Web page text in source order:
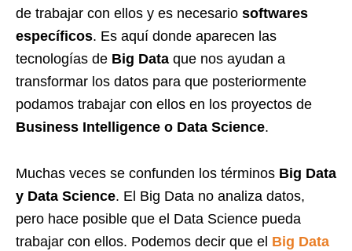
de trabajar con ellos y es necesario softwares
específicos. Es aquí donde aparecen las
tecnologías de Big Data que nos ayudan a
transformar los datos para que posteriormente
podamos trabajar con ellos en los proyectos de
Business Intelligence o Data Science.
Muchas veces se confunden los términos Big Data
y Data Science. El Big Data no analiza datos,
pero hace posible que el Data Science pueda
trabajar con ellos. Podemos decir que el Big Data